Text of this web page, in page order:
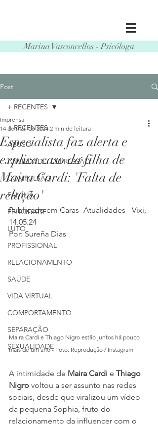
Marina Vasconcellos - Psicóloga
Post
+ RECENTES
ABUSO
ANSIEDADE/ DEPRESSÃO
COMPULSÃO
FAMÍLIA
FELICIDADE
LUTO
PROFISSIONAL
RELACIONAMENTO
SAÚDE
VIDA VIRTUAL
COMPORTAMENTO
SEPARAÇÃO
SEXUALIDADE
+ RECENTES
Especialista faz alerta e
explica caso da filha de
Maira Cardi: 'Falta de
relação'
Imprensa
14 de mai. de 2024 2 min de leitura
Publicado em Caras- Atualidades - Vixi,
14.05.24
Por: Sureña Dias
Maira Cardi e Thiago Nigro estão juntos há pouco
mais de um ano - Foto: Reprodução / Instagram
A intimidade de Maira Cardi e Thiago
Nigro voltou a ser assunto nas redes
sociais, desde que viralizou um vídeo
da pequena Sophia, fruto do
relacionamento da influencer com o